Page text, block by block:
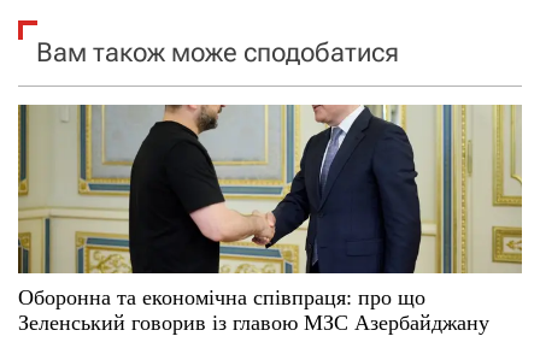
а
п
и
с
і
Вам також може сподобатися
Оборонна та економічна співпраця: про що
Зеленський говорив із главою МЗС Азербайджану